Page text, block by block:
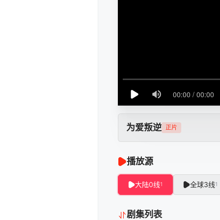
为爱叛逆 正片
播放源
大陆0线1 全球3线1
剧集列表